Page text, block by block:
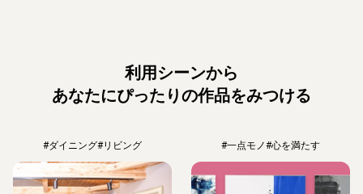
利用シーンから
あなたにぴったりの作品をみつける
#ダイニング#リビング #一点モノ#心を満たす